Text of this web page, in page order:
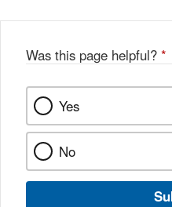
Was this page helpful? *
Yes
No